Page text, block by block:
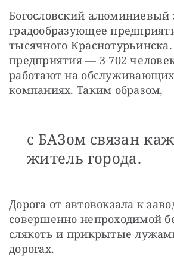
Богословский алюминиевый
градообразующее
тысячного
предприятия — 3 702
работают на
компаниях. Таким образом,
с БАЗом связан
житель города.
Дорога от автовокзала к
совершенно непроходимой
слякоть и прикрытые
дорогах.